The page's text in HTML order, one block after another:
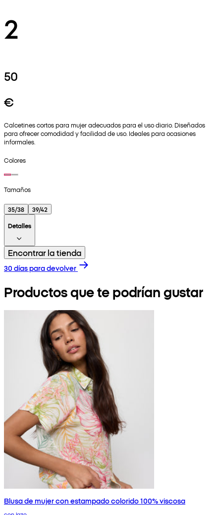
2
50
€
Calcetines cortos para mujer adecuados para el uso diario. Diseñados
para ofrecer comodidad y facilidad de uso. Ideales para ocasiones
informales.
Colores
Tamaños
35/38
39/42
Detalles
Encontrar la tienda
30 días para devolver
Productos que te podrían gustar
Blusa de mujer con estampado colorido 100% viscosa